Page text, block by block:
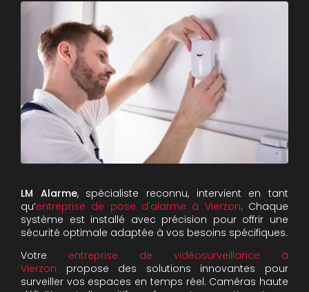
LM Alarme, spécialiste reconnu, intervient en tant
qu’entreprise de pose d'alarme à Vierzon. Chaque
système est installé avec précision pour offrir une
sécurité optimale adaptée à vos besoins spécifiques.
Votre entreprise de vidéosurveillance à
Vierzon propose des solutions innovantes pour
surveiller vos espaces en temps réel. Caméras haute